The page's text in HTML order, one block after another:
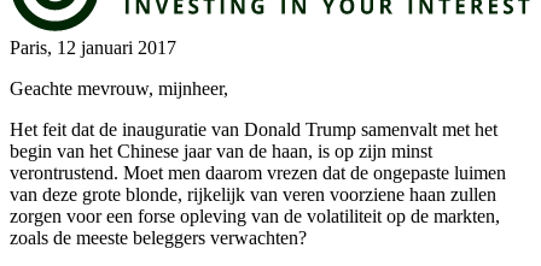
Paris, 12 januari 2017
Geachte mevrouw, mijnheer,
Het feit dat de inauguratie van Donald Trump samenvalt met het
begin van het Chinese jaar van de haan, is op zijn minst
verontrustend. Moet men daarom vrezen dat de ongepaste luimen
van deze grote blonde, rijkelijk van veren voorziene haan zullen
zorgen voor een forse opleving van de volatiliteit op de markten,
zoals de meeste beleggers verwachten?